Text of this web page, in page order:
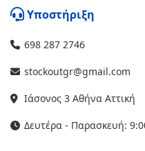
Υποστήριξη
698 287 2746
stockoutgr@gmail.com
Ιάσονος 3 Αθήνα Αττική
Δευτέρα - Παρασκευή: